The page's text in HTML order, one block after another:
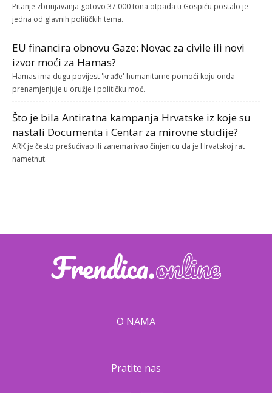
Pitanje zbrinjavanja gotovo 37.000 tona otpada u Gospiću postalo je
jedna od glavnih političkih tema.
EU financira obnovu Gaze: Novac za civile ili novi
izvor moći za Hamas?
Hamas ima dugu povijest 'krađe' humanitarne pomoći koju onda
prenamjenjuje u oružje i političku moć.
Što je bila Antiratna kampanja Hrvatske iz koje su
nastali Documenta i Centar za mirovne studije?
ARK je često prešućivao ili zanemarivao činjenicu da je Hrvatskoj rat
nametnut.
O NAMA
Pratite nas